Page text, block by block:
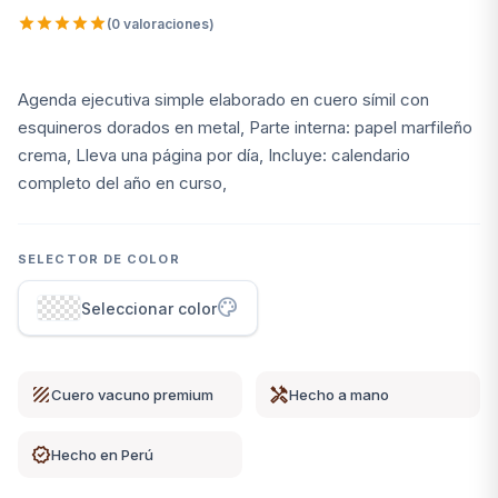
Ver más
Regalos empresariales 28
Azafates 7
Porta vinos
Otros artículos
Funda de gafas
2
Ver categoría
starstarstarstarstar(0 valoraciones)
Agenda ejecutiva simple elaborado en cuero símil con
esquineros dorados en metal, Parte interna: papel marfileño
crema, Lleva una página por día, Incluye: calendario
completo del año en curso,
SELECTOR DE COLOR
Seleccionar colorpalette
textureCuero vacuno premium handymanHecho a mano
verifiedHecho en Perú